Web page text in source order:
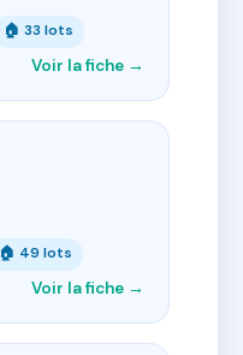
🏠 33 lots
Voir la fiche →
🏠 49 lots
Voir la fiche →